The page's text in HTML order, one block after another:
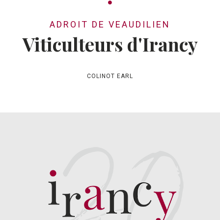
ADROIT DE VEAUDILIEN
Viticulteurs d'Irancy
COLINOT EARL